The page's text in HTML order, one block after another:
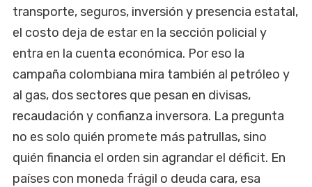
transporte, seguros, inversión y presencia estatal,
el costo deja de estar en la sección policial y
entra en la cuenta económica. Por eso la
campaña colombiana mira también al petróleo y
al gas, dos sectores que pesan en divisas,
recaudación y confianza inversora. La pregunta
no es solo quién promete más patrullas, sino
quién financia el orden sin agrandar el déficit. En
países con moneda frágil o deuda cara, esa